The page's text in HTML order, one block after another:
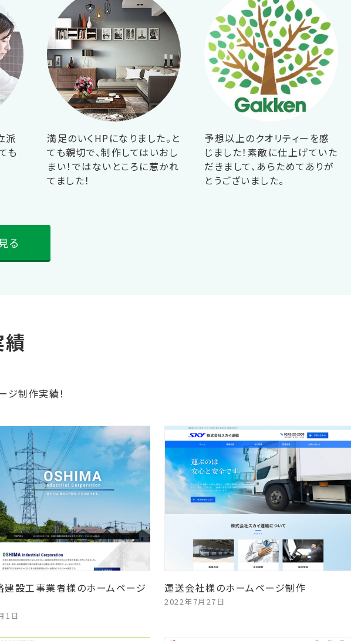
派
も
満足のいくHPになりました。と
ても親切で、制作してはいおし
まい！ではないところに惹かれ
てました！
予想以上のクオリティーを感
じました！素敵に仕上げていた
だきまして、あらためてありが
とうございました。
る
制作実績！
建設工事業者様のホームページ
1日
運送会社様のホームページ制作
2022年7月27日